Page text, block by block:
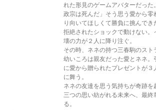
れた形見のゲームアバターだった
政宗は死んだ」そう思う愛から零
り向いてほしくて勝負に挑んでき
拒絶されたショックで動けない。
壊の力が２人に降り注ぐ。
その時、ネネの持つ三春駒のスト
幼いころは親友だった愛とネネ。
に愛から贈られたプレゼントが３
に舞う。
ネネの友達を思う気持ちが奇跡を
三つの思い紡がれる未来へ、最終
る。